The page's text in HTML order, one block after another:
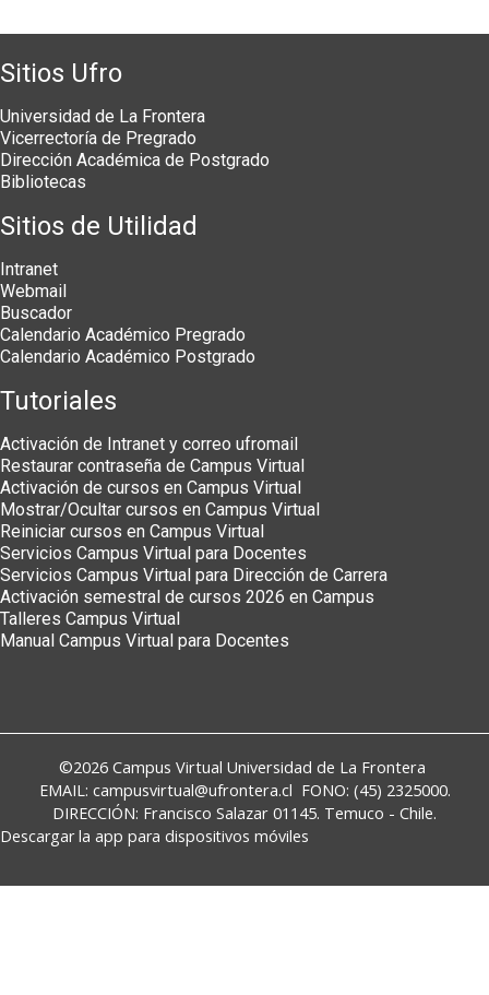
Sitios Ufro
Universidad de La Frontera
Vicerrectoría de Pregrado
Dirección Académica de Postgrado
Bibliotecas
Sitios de Utilidad
Intranet
Webmail
Buscador
Calendario Académico Pregrado
Calendario Académico Postgrado
Tutoriales
Activación de Intranet y correo ufromail
Restaurar contraseña de Campus Virtual
Activación de cursos en Campus Virtual
Mostrar/Ocultar cursos en Campus Virtual
Reiniciar cursos en Campus Virtual
Servicios Campus Virtual para Docentes
Servicios Campus Virtual para Dirección de Carrera
Activación semestral de cursos 2026 en Campus
Talleres Campus Virtual
Manual Campus Virtual para Docentes
©2026 Campus Virtual Universidad de La Frontera
EMAIL: campusvirtual@ufrontera.cl FONO: (45) 2325000.
DIRECCIÓN: Francisco Salazar 01145. Temuco - Chile.
Descargar la app para dispositivos móviles